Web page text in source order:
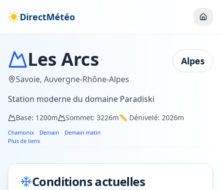
DirectMétéo
Les Arcs
Savoie, Auvergne-Rhône-Alpes
Alpes
Station moderne du domaine Paradiski
Base: 1200m Sommet: 3226m📏 Dénivelé: 2026m
Chamonix · Demain · Demain matin
Plus de liens
Conditions actuelles